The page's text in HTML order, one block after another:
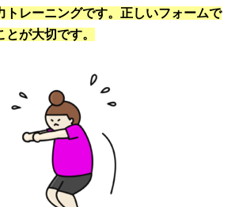
トレーニングです。正しいフォームで
が大切です。